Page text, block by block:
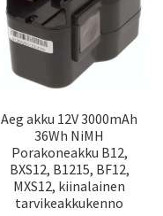
Aeg akku 12V 3000mAh
36Wh NiMH
Porakoneakku B12,
BXS12, B1215, BF12,
MXS12, kiinalainen
tarvikeakkukenno